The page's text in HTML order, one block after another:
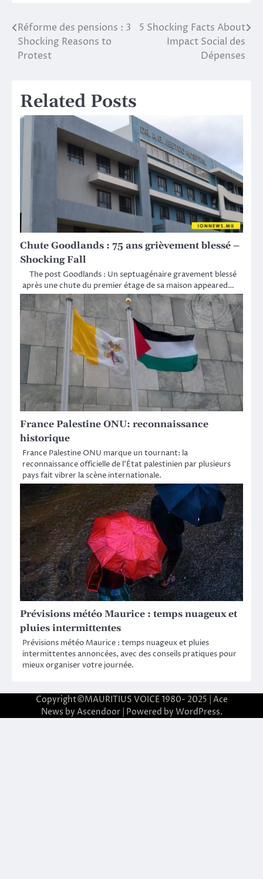
Post
navigation
Réforme des pensions : 3
Shocking Reasons to
Protest
5 Shocking Facts About
Impact Social des
Dépenses
Related Posts
Chute Goodlands : 75 ans grièvement blessé –
Shocking Fall
The post Goodlands : Un septuagénaire gravement blessé
après une chute du premier étage de sa maison appeared…
France Palestine ONU: reconnaissance
historique
France Palestine ONU marque un tournant: la
reconnaissance officielle de l’État palestinien par plusieurs
pays fait vibrer la scène internationale.
Prévisions météo Maurice : temps nuageux et
pluies intermittentes
Prévisions météo Maurice : temps nuageux et pluies
intermittentes annoncées, avec des conseils pratiques pour
mieux organiser votre journée.
Copyright©MAURITIUS VOICE 1980- 2025 | Ace
News by Ascendoor| Powered by WordPress.